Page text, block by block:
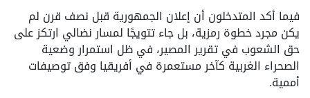
فيما أكد المتدخلون أن إعلان الجمهورية قبل نصف قرن لم
يكن مجرد خطوة رمزية، بل جاء تتويجًا لمسار نضالي ارتكز على
حق الشعوب في تقرير المصير، في ظل استمرار وضعية
الصحراء الغربية كآخر مستعمرة في أفريقيا وفق توصيفات
أممية.